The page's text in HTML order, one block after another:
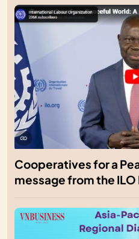
Cooperatives for a
message from the